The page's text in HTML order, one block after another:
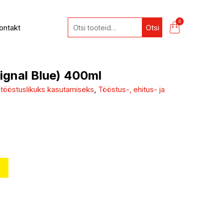
Otsi
0
Blue) 400ml
kasutamiseks, Tööstus-, ehitus- ja